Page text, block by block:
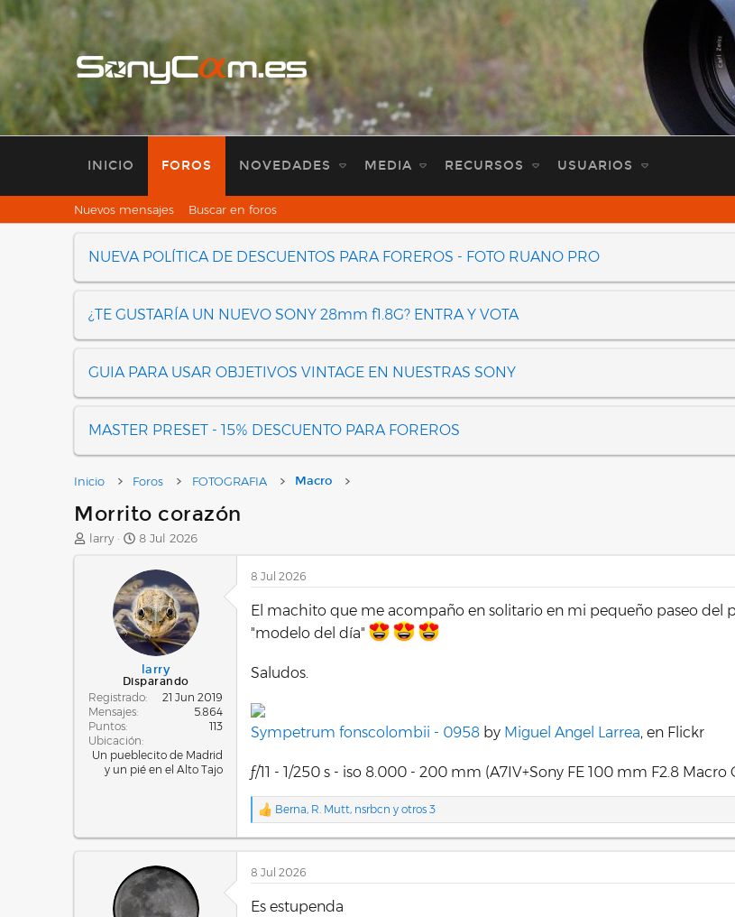
INICIO FOROS NOVEDADES MEDIA RECURSOS USUARIOS
Nuevos mensajes Buscar en foros
NUEVA POLÍTICA DE DESCUENTOS PARA FOREROS - FOTO RUANO PRO
¿TE GUSTARÍA UN NUEVO SONY 28mm f1.8G? ENTRA Y VOTA
GUIA PARA USAR OBJETIVOS VINTAGE EN NUESTRAS SONY
MASTER PRESET - 15% DESCUENTO PARA FOREROS
Inicio Foros FOTOGRAFIA Macro
Morrito corazón
A
larry
F
c
h
a
d
e
i
n
i
c
8 Jul 2026
larry
Disparando
Registrado
21 Jun 2019
Mensajes
5.864
Puntos
113
Ubicación
Un pueblecito de Madrid
y un pié en el Alto Tajo
8 Jul 2026
El machito que me acompaño en solitario en mi pequeño paseo del
"modelo del día"
Saludos.
Sympetrum fonscolombii - 0958 by Miguel Angel Larrea, en Flickr
ƒ/11 - 1/250 s - iso 8.000 - 200 mm (A7IV+Sony FE 100 mm F2.8 Macro
R
c
i
o
Berna, R. Mutt, nsrbcn y otros 3
8 Jul 2026
Es estupenda